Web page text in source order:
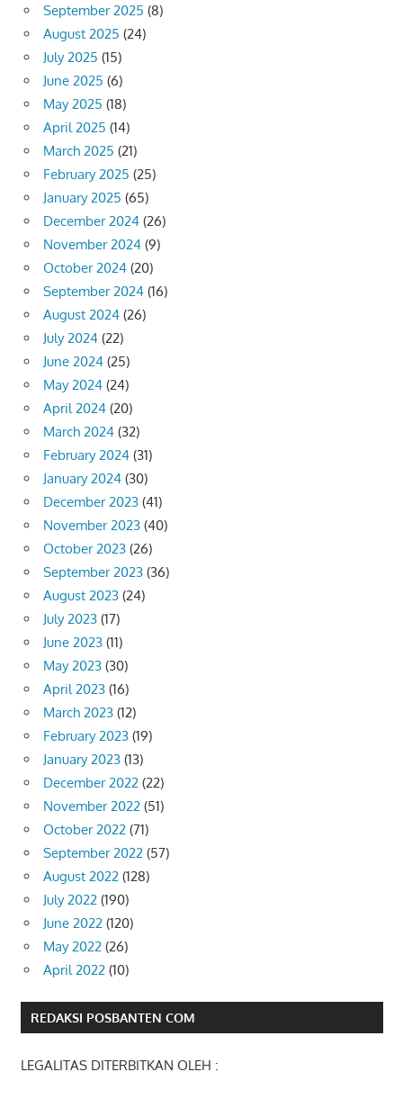
September 2025 (8)
August 2025 (24)
July 2025 (15)
June 2025 (6)
May 2025 (18)
April 2025 (14)
March 2025 (21)
February 2025 (25)
January 2025 (65)
December 2024 (26)
November 2024 (9)
October 2024 (20)
September 2024 (16)
August 2024 (26)
July 2024 (22)
June 2024 (25)
May 2024 (24)
April 2024 (20)
March 2024 (32)
February 2024 (31)
January 2024 (30)
December 2023 (41)
November 2023 (40)
October 2023 (26)
September 2023 (36)
August 2023 (24)
July 2023 (17)
June 2023 (11)
May 2023 (30)
April 2023 (16)
March 2023 (12)
February 2023 (19)
January 2023 (13)
December 2022 (22)
November 2022 (51)
October 2022 (71)
September 2022 (57)
August 2022 (128)
July 2022 (190)
June 2022 (120)
May 2022 (26)
April 2022 (10)
REDAKSI POSBANTEN COM
LEGALITAS DITERBITKAN OLEH :